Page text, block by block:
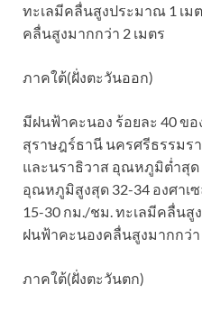
ทะเลมีคลื่นสูงประมาณ 1 เ
คลื่นสูงมากกว่า 2 เมตร
ภาคใต้(ฝั่งตะวันออก)
มีฝนฟ้าคะนอง ร้อยละ 40 ข
สุราษฎร์ธานี นครศรีธรรมร
และนราธิวาส อุณหภูมิต่ำสุด
อุณหภูมิสูงสุด 32-34 องศาเ
15-30 กม./ชม. ทะเลมีคลื่นสู
ฝนฟ้าคะนองคลื่นสูงมากกว่า
ภาคใต้(ฝั่งตะวันตก)